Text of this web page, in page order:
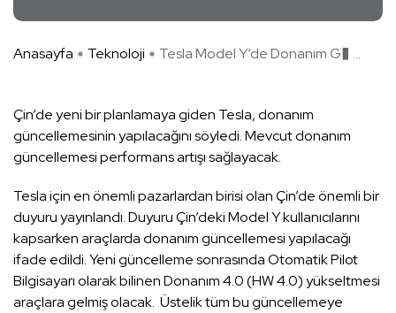
Anasayfa Teknoloji Tesla Model Y’de Donanım G� ...
Çin’de yeni bir planlamaya giden Tesla, donanım
güncellemesinin yapılacağını söyledi. Mevcut donanım
güncellemesi performans artışı sağlayacak.
Tesla için en önemli pazarlardan birisi olan Çin’de önemli bir
duyuru yayınlandı. Duyuru Çin’deki Model Y kullanıcılarını
kapsarken araçlarda donanım güncellemesi yapılacağı
ifade edildi. Yeni güncelleme sonrasında Otomatik Pilot
Bilgisayarı olarak bilinen Donanım 4.0 (HW 4.0) yükseltmesi
araçlara gelmiş olacak. Üstelik tüm bu güncellemeye